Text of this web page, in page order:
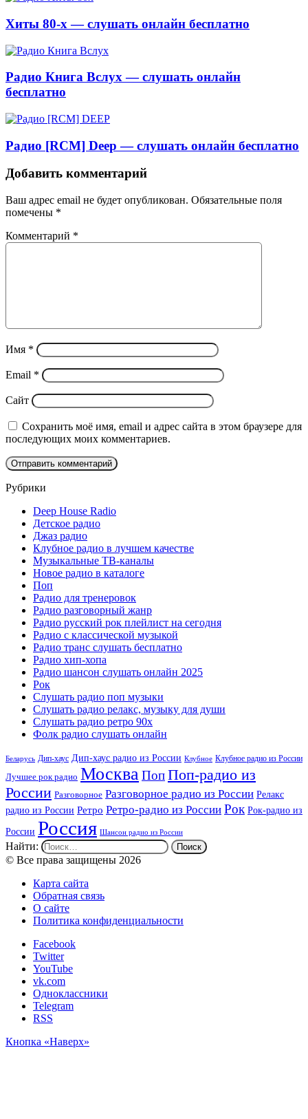
Хиты 80-х — слушать онлайн бесплатно
Радио Книга Вслух — слушать онлайн
бесплатно
Радио [RCM] Deep — слушать онлайн бесплатно
Добавить комментарий
Ваш адрес email не будет опубликован. Обязательные поля
помечены *
Комментарий *
Имя *
Email *
Сайт
Сохранить моё имя, email и адрес сайта в этом браузере для
последующих моих комментариев.
Рубрики
Deep House Radio
Детское радио
Джаз радио
Клубное радио в лучшем качестве
Музыкальные ТВ-каналы
Новое радио в каталоге
Поп
Радио для тренеровок
Радио разговорный жанр
Радио русский рок плейлист на сегодня
Радио с классической музыкой
Радио транс слушать бесплатно
Радио хип-хопа
Радио шансон слушать онлайн 2025
Рок
Слушать радио поп музыки
Слушать радио релакс, музыку для души
Слушать радио ретро 90х
Фолк радио слушать онлайн
Беларусь Дип-хаус Дип-хаус радио из России Клубное Клубное радио из России
Лучшее рок радио МоскваПопПоп-радио из
России Разговорное Разговорное радио из России Релакс
радио из России Ретро Ретро-радио из России Рок Рок-радио из
России Россия Шансон радио из России
Найти:
© Все права защищены 2026
Карта сайта
Обратная связь
О сайте
Политика конфиденциальности
Facebook
Twitter
YouTube
vk.com
Одноклассники
Telegram
RSS
Кнопка «Наверх»